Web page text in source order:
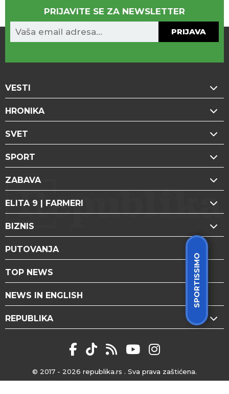
SPORTISSIMO
PRIJAVITE SE ZA NEWSLETTER
PRIJAVA
VESTI
HRONIKA
SVET
SPORT
ZABAVA
ELITA 9 | FARMERI
BIZNIS
PUTOVANJA
TOP NEWS
NEWS IN ENGLISH
REPUBLIKA
© 2017 - 2026 republika.rs . Sva prava zaštićena.